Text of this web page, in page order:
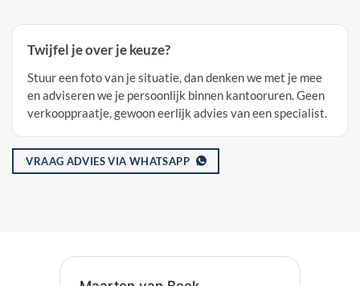
Twijfel je over je keuze?
Stuur een foto van je situatie, dan denken we met je mee
en adviseren we je persoonlijk binnen kantooruren. Geen
verkooppraatje, gewoon eerlijk advies van een specialist.
VRAAG ADVIES VIA WHATSAPP